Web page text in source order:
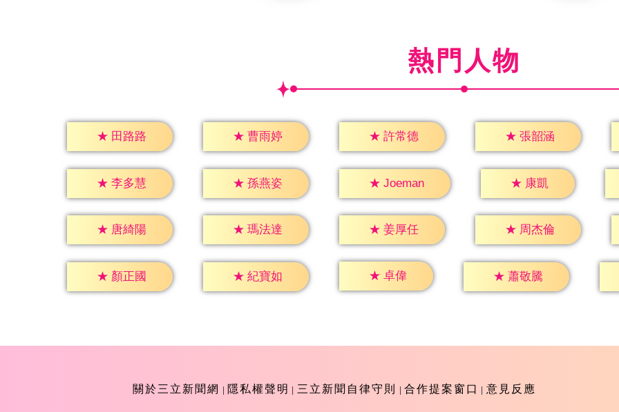
熱門人物
★ 田路路 ★ 曹雨婷 ★ 許常德 ★ 張韶涵
★ 李多慧 ★ 孫燕姿 ★ Joeman ★ 康凱
★ 唐綺陽 ★ 瑪法達 ★ 姜厚任 ★ 周杰倫
★ 顏正國 ★ 紀寶如 ★ 卓偉 ★ 蕭敬騰
關於三立新聞網 隱私權聲明 三立新聞自律守則 合作提案窗口 意見反應